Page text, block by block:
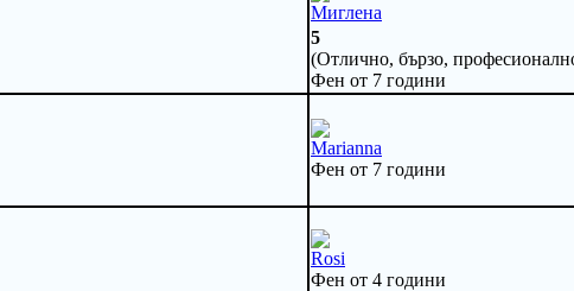
Миглена
5
(Отлично, бързо,
Фен от 7 години
Marianna
Фен от 7 години
Rosi
Фен от 4 години